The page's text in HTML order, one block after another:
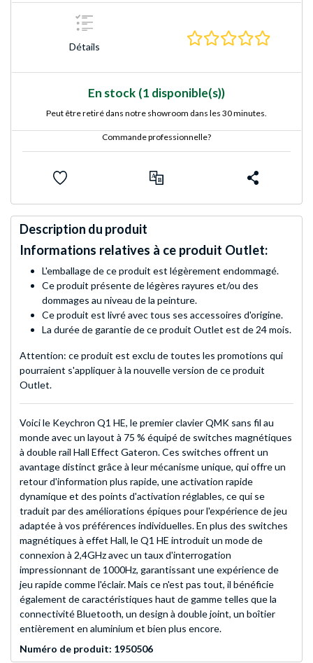
Détails
En stock (1 disponible(s))
Peut être retiré dans notre showroom dans les 30 minutes.
Commande professionnelle?
Description du produit
Informations relatives à ce produit Outlet:
L'emballage de ce produit est légèrement endommagé.
Ce produit présente de légères rayures et/ou des
dommages au niveau de la peinture.
Ce produit est livré avec tous ses accessoires d'origine.
La durée de garantie de ce produit Outlet est de 24 mois.
Attention: ce produit est exclu de toutes les promotions qui
pourraient s'appliquer à la nouvelle version de ce produit
Outlet.
Voici le Keychron Q1 HE, le premier clavier QMK sans fil au
monde avec un layout à 75 % équipé de switches magnétiques
à double rail Hall Effect Gateron. Ces switches offrent un
avantage distinct grâce à leur mécanisme unique, qui offre un
retour d'information plus rapide, une activation rapide
dynamique et des points d'activation réglables, ce qui se
traduit par des améliorations épiques pour l'expérience de jeu
adaptée à vos préférences individuelles. En plus des switches
magnétiques à effet Hall, le Q1 HE introduit un mode de
connexion à 2,4GHz avec un taux d'interrogation
impressionnant de 1000Hz, garantissant une expérience de
jeu rapide comme l'éclair. Mais ce n'est pas tout, il bénéficie
également de caractéristiques haut de gamme telles que la
connectivité Bluetooth, un design à double joint, un boîtier
entièrement en aluminium et bien plus encore.
Numéro de produit: 1950506